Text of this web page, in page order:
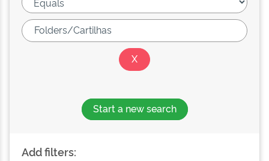
Start a new search
Add filters: